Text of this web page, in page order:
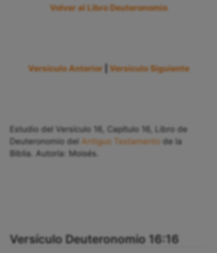
Volver al Libro Deuteronomio
Versículo Anterior Versículo Siguiente
Estudio del Versículo 16, Capítulo 16, Libro de
Deuteronomio del Antiguo Testamento de la
Biblia. Autoría: Moisés.
Versículo Deuteronomio 16:16